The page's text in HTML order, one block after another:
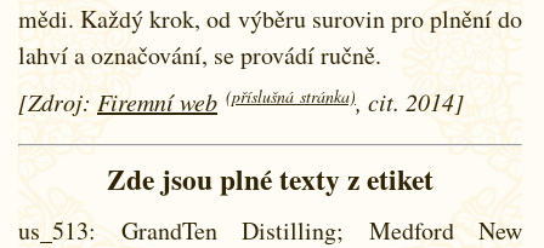
mědi. Každý krok, od výběru surovin pro plnění do
lahví a označování, se provádí ručně.
[Zdroj: Firemní web (příslušná stránka), cit. 2014]
Zde jsou plné texty z etiket
us_513: GrandTen Distilling; Medford New